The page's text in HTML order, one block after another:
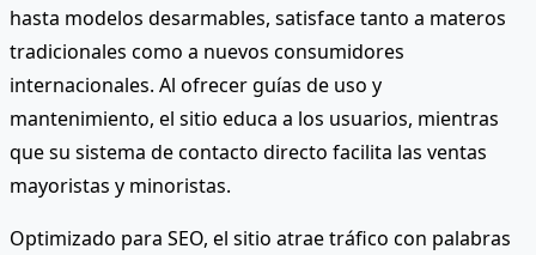
hasta modelos desarmables, satisface tanto a materos
tradicionales como a nuevos consumidores
internacionales. Al ofrecer guías de uso y
mantenimiento, el sitio educa a los usuarios, mientras
que su sistema de contacto directo facilita las ventas
mayoristas y minoristas.
Optimizado para SEO, el sitio atrae tráfico con palabras